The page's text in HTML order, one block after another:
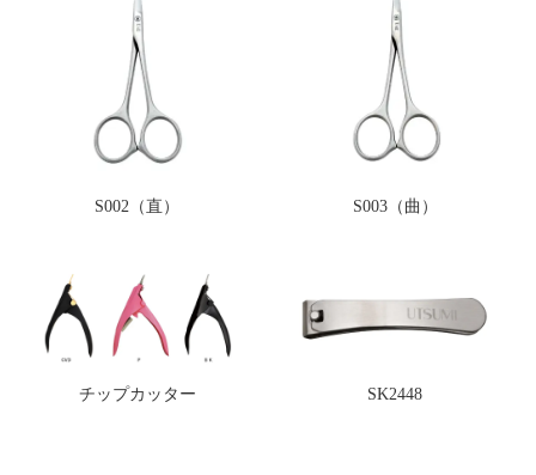
S002（直） S003（曲）
チップカッター SK2448